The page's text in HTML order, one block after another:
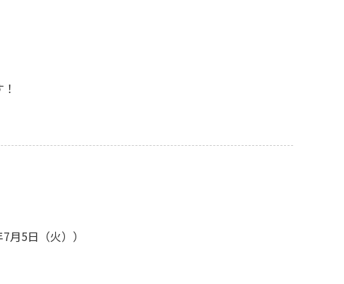
5日（火））